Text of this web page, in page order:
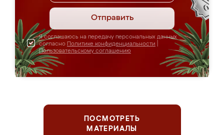
Отправить
Я соглашаюсь на передачу персональных данных
согласно Политике конфиденциальности
Пользовательскому соглашению
ПОСМОТРЕТЬ
МАТЕРИАЛЫ